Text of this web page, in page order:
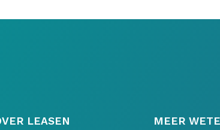
LEASEN
MEER